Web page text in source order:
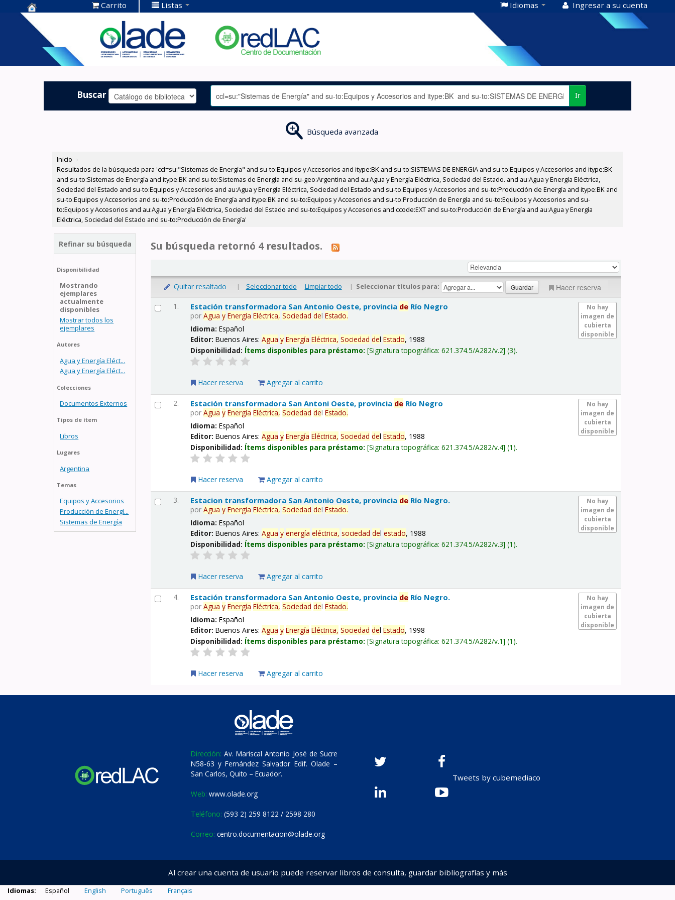
Centro de
Documentación
OLADE -
Carrito Listas Idiomas Ingresar a su cuenta
Buscar Ir
Búsqueda avanzada
Inicio ›
Resultados de la búsqueda para 'ccl=su:"Sistemas de Energía" and su-to:Equipos y Accesorios and itype:BK and su-to:SISTEMAS DE ENERGIA and su-to:Equipos y Accesorios and itype:BK
and su-to:Sistemas de Energía and itype:BK and su-to:Sistemas de Energía and su-geo:Argentina and au:Agua y Energía Eléctrica, Sociedad del Estado. and au:Agua y Energía Eléctrica,
Sociedad del Estado and su-to:Equipos y Accesorios and au:Agua y Energía Eléctrica, Sociedad del Estado and su-to:Equipos y Accesorios and su-to:Producción de Energía and itype:BK and
su-to:Equipos y Accesorios and su-to:Producción de Energía and itype:BK and su-to:Equipos y Accesorios and su-to:Producción de Energía and su-to:Equipos y Accesorios and su-
to:Equipos y Accesorios and au:Agua y Energía Eléctrica, Sociedad del Estado and su-to:Equipos y Accesorios and ccode:EXT and su-to:Producción de Energía and au:Agua y Energía
Eléctrica, Sociedad del Estado and su-to:Producción de Energía'
Refinar su búsqueda
Disponibilidad
Mostrando
ejemplares
actualmente
disponibles
Mostrar todos los
ejemplares
Autores
Agua y Energía Eléct...
Agua y Energía Eléct...
Colecciones
Documentos Externos
Tipos de ítem
Libros
Lugares
Argentina
Temas
Equipos y Accesorios
Producción de Energí...
Sistemas de Energía
Su búsqueda retornó 4 resultados.
Quitar resaltado | Seleccionar todo Limpiar todo | Seleccionar títulos para: Hacer reserva
1.
No hay
imagen de
cubierta
disponible
Estación transformadora San Antonio Oeste, provincia de Río Negro
porAgua y Energía Eléctrica, Sociedad delEstado.
Idioma:Español
Editor:Buenos Aires:Agua y Energía Eléctrica, Sociedad delEstado, 1988
Disponibilidad: Ítems disponibles para préstamo: Signatura topográfica:621.374.5/A282/v.2 (3).
Hacer reserva Agregar al carrito
2.
No hay
imagen de
cubierta
disponible
Estación transformadora San Antoni Oeste, provincia de Río Negro
porAgua y Energía Eléctrica, Sociedad delEstado.
Idioma:Español
Editor:Buenos Aires:Agua y Energía Eléctrica, Sociedad delEstado, 1988
Disponibilidad: Ítems disponibles para préstamo: Signatura topográfica:621.374.5/A282/v.4 (1).
Hacer reserva Agregar al carrito
3.
No hay
imagen de
cubierta
disponible
Estacion transformadora San Antonio Oeste, provincia de Río Negro.
porAgua y Energía Eléctrica, Sociedad delEstado.
Idioma:Español
Editor:Buenos Aires:Agua y energía eléctrica, sociedad delestado, 1988
Disponibilidad: Ítems disponibles para préstamo: Signatura topográfica:621.374.5/A282/v.3 (1).
Hacer reserva Agregar al carrito
4.
No hay
imagen de
cubierta
disponible
Estación transformadora San Antonio Oeste, provincia de Río Negro.
porAgua y Energía Eléctrica, Sociedad delEstado.
Idioma:Español
Editor:Buenos Aires:Agua y Energía Eléctrica, Sociedad delEstado, 1998
Disponibilidad: Ítems disponibles para préstamo: Signatura topográfica:621.374.5/A282/v.1 (1).
Hacer reserva Agregar al carrito
Dirección: Av. Mariscal Antonio José de Sucre
N58-63 y Fernández Salvador Edif. Olade –
San Carlos, Quito – Ecuador.
Web: www.olade.org
Teléfono: (593 2) 259 8122 / 2598 280
Correo: centro.documentacion@olade.org
Tweets by cubemediaco
Al crear una cuenta de usuario puede reservar libros de consulta, guardar bibliografías y más
Idiomas: Español English Português Français